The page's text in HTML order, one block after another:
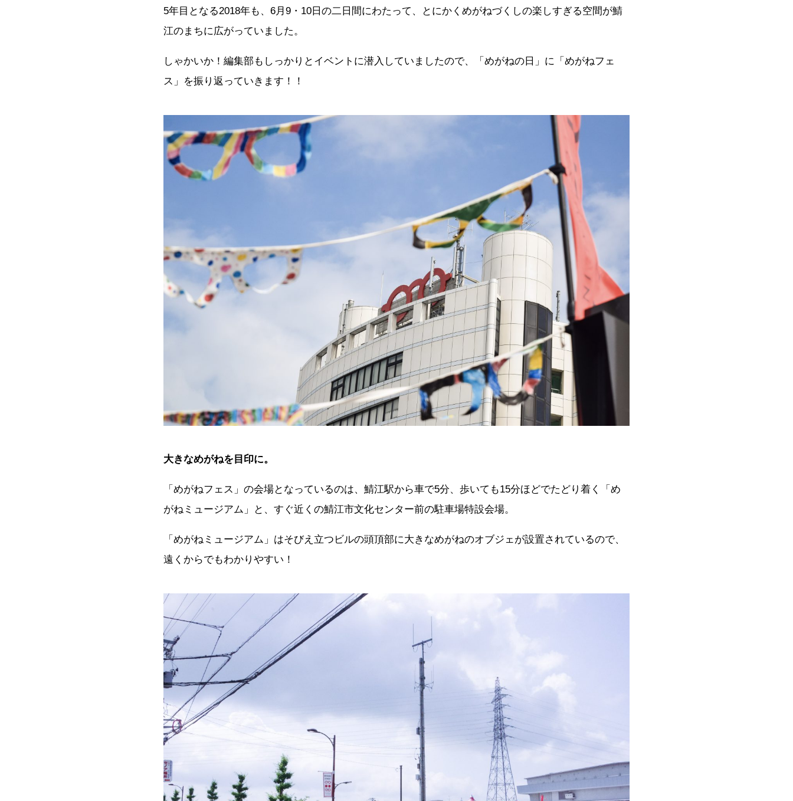
5年目となる2018年も、 6月9・ 10 日の二日間にわたって、とにかくめがねづくしの楽しすぎる空間が鯖
江のまちに広がっていました。
しゃかいか！編集部もしっかりとイベントに潜入していましたので、「めがねの日」に「めがねフェ
ス」を振り返っていきます！！
大きなめがねを目印に。
「めがねフェス」の会場となっているのは、鯖江駅から車で5分、歩いても15分ほどでたどり着く「め
がねミュージアム」と、すぐ近くの鯖江市文化センター前の駐車場特設会場。
「めがねミュージアム」はそびえ立つビルの頭頂部に大きなめがねのオブジェが設置されているので、
遠くからでもわかりやすい！